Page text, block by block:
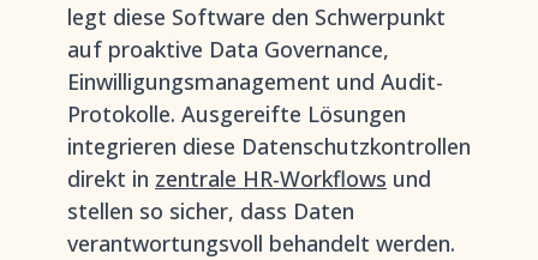
legt diese Software den Schwerpunkt
auf proaktive Data Governance,
Einwilligungsmanagement und Audit-
Protokolle. Ausgereifte Lösungen
integrieren diese Datenschutzkontrollen
direkt in zentrale HR-Workflows und
stellen so sicher, dass Daten
verantwortungsvoll behandelt werden.